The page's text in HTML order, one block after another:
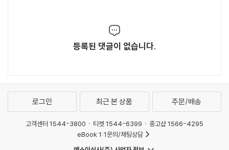
등록된 댓글이 없습니다.
로그인 최근 본 상품 주문/배송
고객센터 1544-3800 티켓 1544-6399
중고샵 1566-4295
eBook 1:1문의/채팅상담